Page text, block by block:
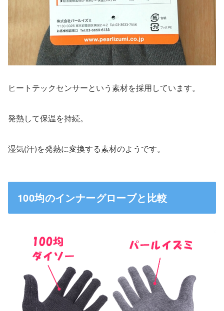
ヒートテックセンサーという素材を採用しています。
発熱して保温を持続。
湿気(汗)を発熱に変換する素材のようです。
100均のインナーグローブと比較